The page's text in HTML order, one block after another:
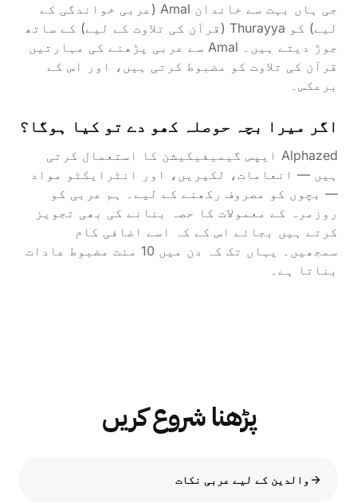
جی ہاں بہت سے خاندان Amal (عربی خواندگی کے
لیے) کو Thurayya (قرآن کی تلاوت کے لیے) کے ساتھ
جوڑ دیتے ہیں۔ Amal سے عربی پڑھنے کی مہارتیں
قرآن کی تلاوت کو مضبوط کرتی ہیں، اور اس کے
برعکس۔
اگر میرا بچہ حوصلہ کھو دے تو کیا ہوگا؟
Alphazed ایپس گیمیفیکیشن کا استعمال کرتی
ہیں — انعامات، لکیریں، اور انٹرایکٹو مواد
— بچوں کو مصروف رکھنے کے لیے۔ ہم عربی کو
روزمرہ کے معمولات کا حصہ بنانے کی بھی تجویز
کرتے ہیں بجائے اس کے کہ اسے اضافی کام
سمجھیں۔ یہاں تک کہ دن میں 10 منٹ مضبوط عادات
بناتا ہے۔
پڑھنا شروع کریں
والدین کے لیے عربی نکات